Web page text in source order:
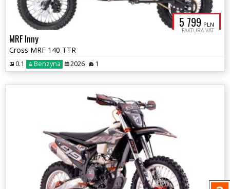
5 799 PLN
FAKTURA VAT
MRF Inny
Cross MRF 140 TTR
0.1 Benzyna 2026 1